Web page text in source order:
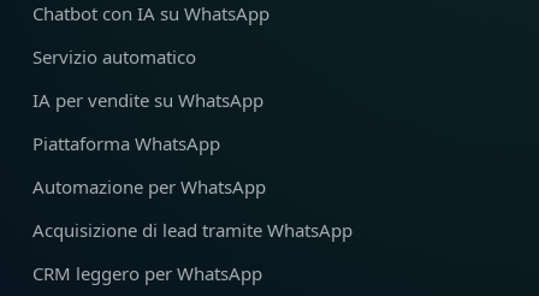
Chatbot con IA su WhatsApp
Servizio automatico
IA per vendite su WhatsApp
Piattaforma WhatsApp
Automazione per WhatsApp
Acquisizione di lead tramite WhatsApp
CRM leggero per WhatsApp